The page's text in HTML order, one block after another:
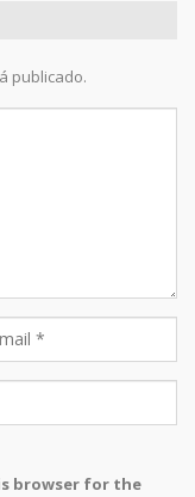
publicado.
browser for the